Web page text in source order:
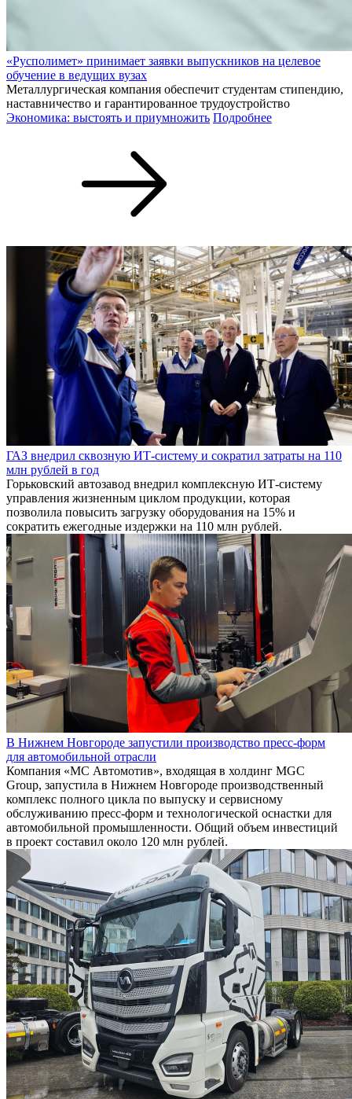
«Русполимет» принимает заявки выпускников на целевое
обучение в ведущих вузах
Металлургическая компания обеспечит студентам стипендию,
наставничество и гарантированное трудоустройство
Экономика: выстоять и приумножить Подробнее
ГАЗ внедрил сквозную ИТ-систему и сократил затраты на 110
млн рублей в год
Горьковский автозавод внедрил комплексную ИТ-систему
управления жизненным циклом продукции, которая
позволила повысить загрузку оборудования на 15% и
сократить ежегодные издержки на 110 млн рублей.
В Нижнем Новгороде запустили производство пресс-форм
для автомобильной отрасли
Компания «МС Автомотив», входящая в холдинг MGC
Group, запустила в Нижнем Новгороде производственный
комплекс полного цикла по выпуску и сервисному
обслуживанию пресс-форм и технологической оснастки для
автомобильной промышленности. Общий объем инвестиций
в проект составил около 120 млн рублей.